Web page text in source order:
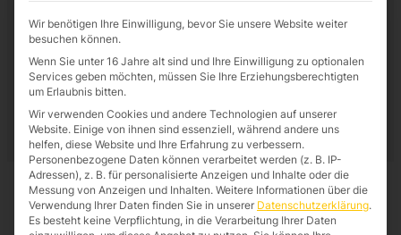
Wir benötigen Ihre Einwilligung, bevor Sie unsere Website weiter
besuchen können.
Wenn Sie unter 16 Jahre alt sind und Ihre Einwilligung zu optionalen
Services geben möchten, müssen Sie Ihre Erziehungsberechtigten
um Erlaubnis bitten.
Wir verwenden Cookies und andere Technologien auf unserer
Website. Einige von ihnen sind essenziell, während andere uns
helfen, diese Website und Ihre Erfahrung zu verbessern.
Personenbezogene Daten können verarbeitet werden (z. B. IP-
Adressen), z. B. für personalisierte Anzeigen und Inhalte oder die
Messung von Anzeigen und Inhalten. Weitere Informationen über die
Verwendung Ihrer Daten finden Sie in unserer Datenschutzerklärung.
Es besteht keine Verpflichtung, in die Verarbeitung Ihrer Daten